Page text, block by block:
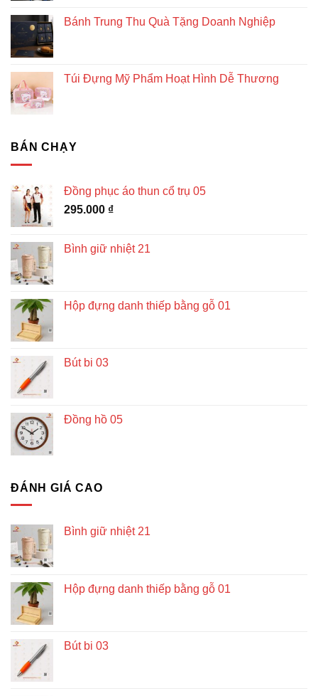
Bánh Trung Thu Quà Tặng Doanh Nghiệp
Túi Đựng Mỹ Phẩm Hoạt Hình Dễ Thương
BÁN CHẠY
Đồng phục áo thun cổ trụ 05
295.000 ₫
Bình giữ nhiệt 21
Hộp đựng danh thiếp bằng gỗ 01
Bút bi 03
Đồng hồ 05
ĐÁNH GIÁ CAO
Bình giữ nhiệt 21
Hộp đựng danh thiếp bằng gỗ 01
Bút bi 03